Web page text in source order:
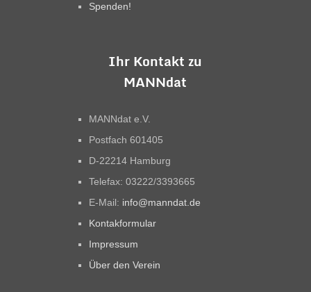
Spenden!
Ihr Kontakt zu
MANNdat
MANNdat e.V.
Postfach 601405
D-22214 Hamburg
Telefax: 03222/3393665
E-Mail: info@manndat.de
Kontakformular
Impressum
Über den Verein